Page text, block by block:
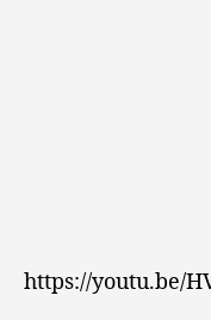
https://youtu.be/